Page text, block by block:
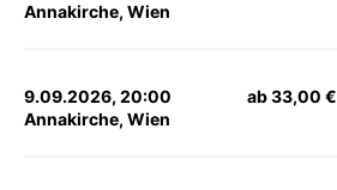
Annakirche, Wien
9.09.2026, 20:00
Annakirche, Wien
ab 33,00 €